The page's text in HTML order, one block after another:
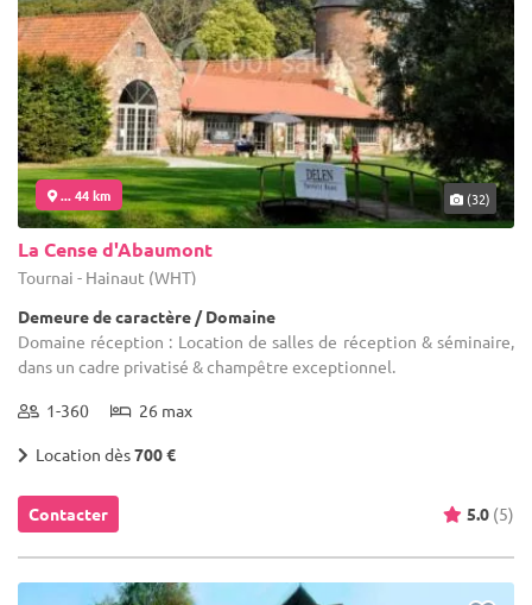
... 44 km (32)
La Cense d'Abaumont
Tournai - Hainaut (WHT)
Demeure de caractère / Domaine
Domaine réception : Location de salles de réception & séminaire,
dans un cadre privatisé & champêtre exceptionnel.
1-360 26 max
Location dès700 €
Contacter 5.0 (5)